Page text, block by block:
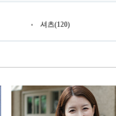
셔츠(120)